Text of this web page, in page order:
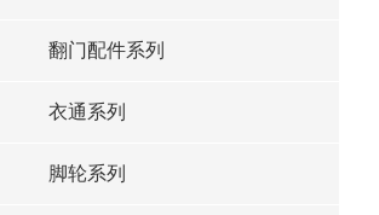
翻门配件系列
衣通系列
脚轮系列